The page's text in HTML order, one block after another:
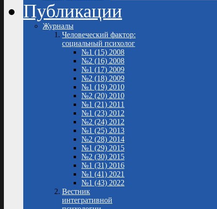
Публикации
Журналы
Человеческий фактор:
социальный психолог
№1 (15) 2008
№2 (16) 2008
№1 (17) 2009
№2 (18) 2009
№1 (19) 2010
№2 (20) 2010
№1 (21) 2011
№1 (23) 2012
№2 (24) 2012
№1 (25) 2013
№2 (28) 2014
№1 (29) 2015
№2 (30) 2015
№1 (31) 2016
№1 (41) 2021
№1 (43) 2022
Вестник
интегративной